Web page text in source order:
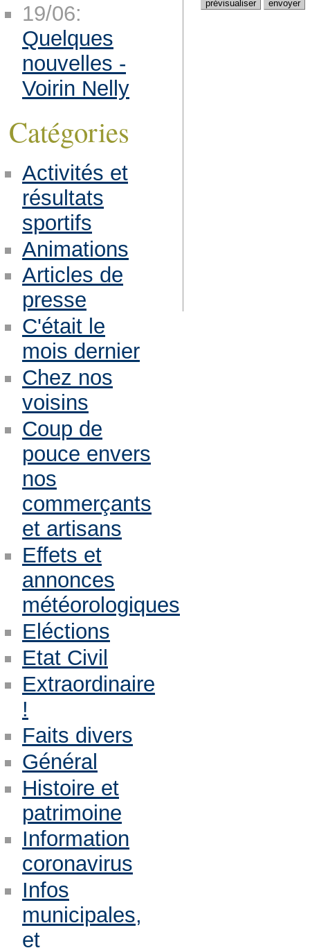
19/06:
Quelques
nouvelles -
Voirin Nelly
Catégories
Activités et
résultats
sportifs
Animations
Articles de
presse
C'était le
mois dernier
Chez nos
voisins
Coup de
pouce envers
nos
commerçants
et artisans
Effets et
annonces
météorologiques
Eléctions
Etat Civil
Extraordinaire
!
Faits divers
Général
Histoire et
patrimoine
Information
coronavirus
Infos
municipales,
et